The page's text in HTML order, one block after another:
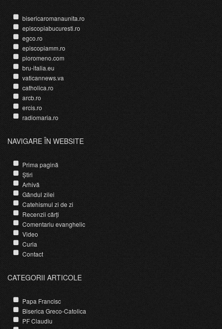
bisericaromanaunita.ro
episcopiabucuresti.ro
egco.ro
episcopiamm.ro
pioromeno.com
bru-italia.eu
vaticannews.va
catholica.ro
arcb.ro
ercis.ro
radiomaria.ro
NAVIGARE ÎN WEBSITE
Prima pagină
Știri
Arhivă
Gândul zilei
Catehismul zi de zi
Recenzii cărți
Comentariu evanghelic
Video
Curia
Contact
CATEGORII ARTICOLE
Papa Francisc
Biserica Greco-Catolica
PF Claudiu